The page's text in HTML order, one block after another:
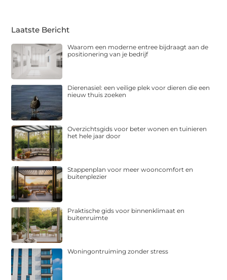
Laatste Bericht
Waarom een moderne entree bijdraagt aan de
positionering van je bedrijf
Dierenasiel: een veilige plek voor dieren die een
nieuw thuis zoeken
Overzichtsgids voor beter wonen en tuinieren
het hele jaar door
Stappenplan voor meer wooncomfort en
buitenplezier
Praktische gids voor binnenklimaat en
buitenruimte
Woningontruiming zonder stress